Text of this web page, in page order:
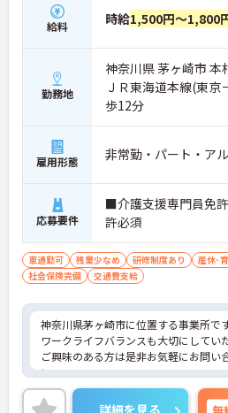
給料 時給1,500円～1,800
勤務地
神奈川県 茅ヶ崎市
ＪＲ東海道本線(東京
歩12分
雇用形態 非常勤・パート・ア
応募要件
■介護支援専門員免
許必須
車通勤可 残業少なめ 研修制度あり
産休･
社会保険完備
交通費支給
神奈川県茅ヶ崎市に位置する事業所です
ワークライフバランスも大切にしてい
ご興味のある方は是非お気軽にお問い
い。
詳細を見る